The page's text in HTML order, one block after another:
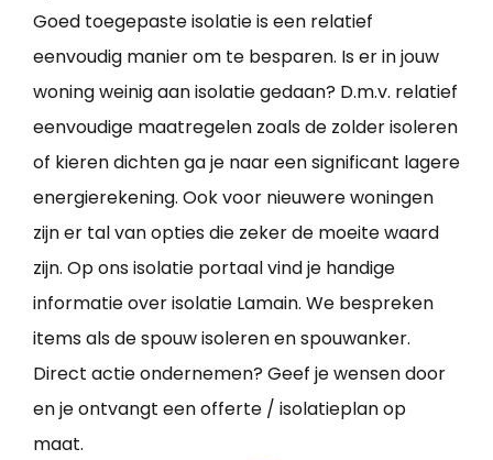
Goed toegepaste isolatie is een relatief
eenvoudig manier om te besparen. Is er in jouw
woning weinig aan isolatie gedaan? D.m.v. relatief
eenvoudige maatregelen zoals de zolder isoleren
of kieren dichten ga je naar een significant lagere
energierekening. Ook voor nieuwere woningen
zijn er tal van opties die zeker de moeite waard
zijn. Op ons isolatie portaal vind je handige
informatie over isolatie Lamain. We bespreken
items als de spouw isoleren en spouwanker.
Direct actie ondernemen? Geef je wensen door
en je ontvangt een offerte / isolatieplan op
maat.